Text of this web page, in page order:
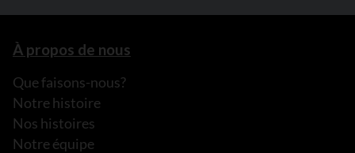
À propos de nous
Que faisons-nous?
Notre histoire
Nos histoires
Notre équipe